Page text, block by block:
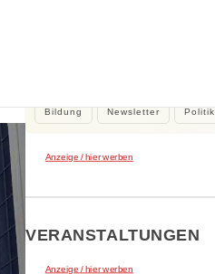
Bildung Newsletter Politik
Anzeige / hier werben
VERANSTALTUNGEN
Anzeige / hier werben